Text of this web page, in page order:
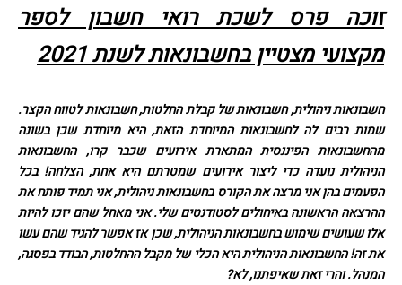
זוכה פרס לשכת רואי חשבון לספר
מקצועי מצטיין בחשבונאות לשנת 2021
חשבונאות ניהולית, חשבונאות של קבלת החלטות, חשבונאות לטווח הקצר.
שמות רבים לה לחשבונאות המיוחדת הזאת, היא מיוחדת שכן בשונה
מהחשבונאות הפיננסית המתארת אירועים שכבר קרו, החשבונאות
הניהולית נועדה כדי ליצור אירועים שמטרתם היא אחת, הצלחה! בכל
הפעמים בהן אני מרצה את הקורס בחשבונאות ניהולית, אני תמיד פותח את
ההרצאה הראשונה באיחולים לסטודנטים שלי. אני מאחל שהם יזכו להיות
אלו שעושים שימוש בחשבונאות הניהולית, שכן אז אפשר להגיד שהם עשו
את זה! החשבונאות הניהולית היא הכלי של מקבל ההחלטות, הבודד בפסגה,
המנהל. והרי זאת שאיפתנו, לא?